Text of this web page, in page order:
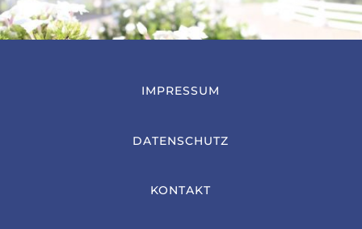
IMPRESSUM
DATENSCHUTZ
KONTAKT